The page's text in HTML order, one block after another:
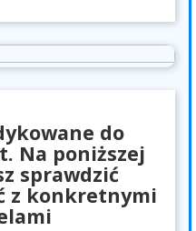
do
Na poniższej
sprawdzić
z konkretnymi